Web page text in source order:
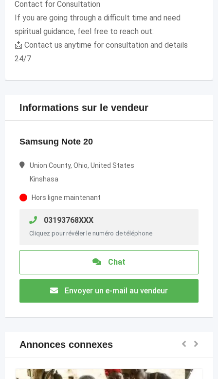
Contact for Consultation
If you are going through a difficult time and need
spiritual guidance, feel free to reach out:
📩 Contact us anytime for consultation and details
24/7
Informations sur le vendeur
Samsung Note 20
Union County, Ohio, United States
Kinshasa
Hors ligne maintenant
03193768XXX
Cliquez pour révéler le numéro de téléphone
Chat
Envoyer un e-mail au vendeur
Annonces connexes